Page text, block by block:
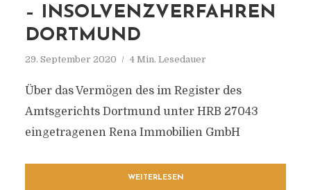
– INSOLVENZVERFAHREN
DORTMUND
29. September 2020 4 Min. Lesedauer
Über das Vermögen des im Register des
Amtsgerichts Dortmund unter HRB 27043
eingetragenen Rena Immobilien GmbH
WEITERLESEN